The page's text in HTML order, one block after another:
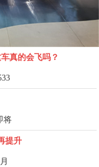
真的会飞吗？
将
提升